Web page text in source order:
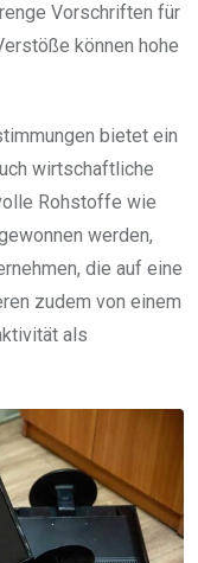
Vorschriften für
können hohe
bietet ein
wirtschaftliche
Rohstoffe wie
werden,
die auf eine
zudem von einem
als